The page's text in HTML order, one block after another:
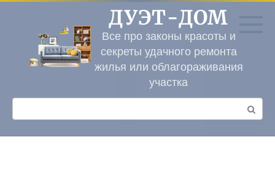
Перейти
контенту
ДУЭТ-ДОМ
Все про законы красоты и
секреты удачного ремонта
жилья или облагораживания
участка
Поиск: